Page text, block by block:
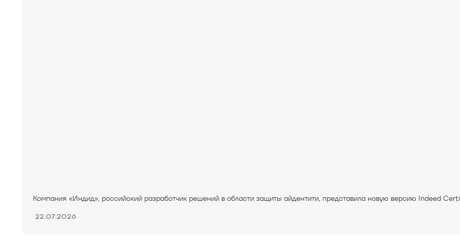
Компания «Индид», российский разработчик решений в области защиты айдентити, представила новую версию Indeed
22.07.2026